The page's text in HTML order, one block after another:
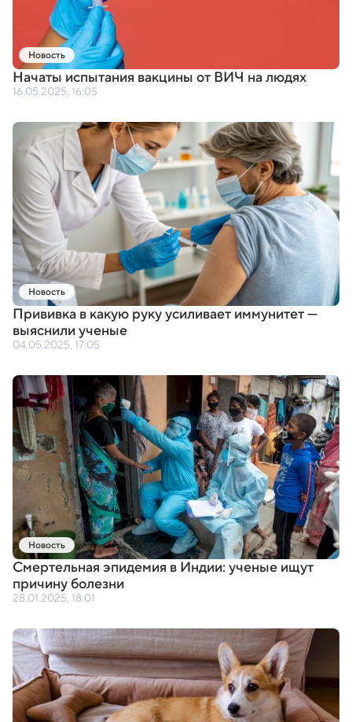
Новость
Начаты испытания вакцины от ВИЧ на людях
16.05.2025, 16:05
Новость
Прививка в какую руку усиливает иммунитет —
выяснили ученые
04.05.2025, 17:05
Новость
Смертельная эпидемия в Индии: ученые ищут
причину болезни
28.01.2025, 18:01